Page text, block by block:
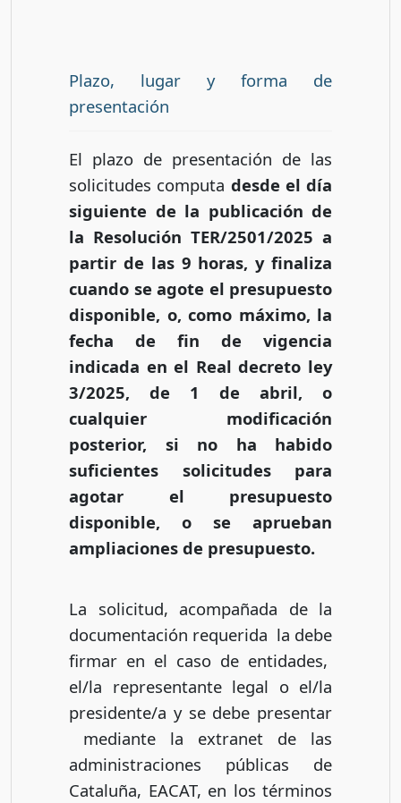
Plazo, lugar y forma de
presentación
El plazo de presentación de las
solicitudes computa desde el día
siguiente de la publicación de
la Resolución TER/2501/2025 a
partir de las 9 horas, y finaliza
cuando se agote el presupuesto
disponible, o, como máximo, la
fecha de fin de vigencia
indicada en el Real decreto ley
3/2025, de 1 de abril, o
cualquier modificación
posterior, si no ha habido
suficientes solicitudes para
agotar el presupuesto
disponible, o se aprueban
ampliaciones de presupuesto.
La solicitud, acompañada de la
documentación requerida la debe
firmar en el caso de entidades,
el/la representante legal o el/la
presidente/a y se debe presentar
mediante la extranet de las
administraciones públicas de
Cataluña, EACAT, en los términos